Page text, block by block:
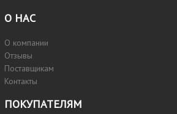
О НАС
О компании
Отзывы
Поставщикам
Контакты
ПОКУПАТЕЛЯМ